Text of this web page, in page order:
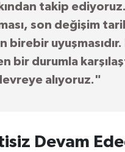
takip
son değişim
birebir
bir durumla
alıyoruz."
Devam